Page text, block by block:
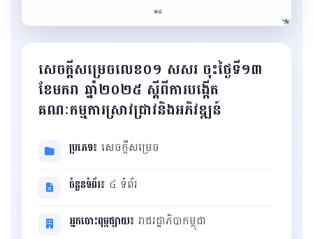
សេចក្តីសម្រេចលេខ០១ សសរ ចុះថ្ងៃទី១៣
ខែមករា ឆ្នាំ២០២៥ ស្តីពីការបង្កើត
គណៈកម្មការស្រាវជ្រាវនិងអភិវឌ្ឍន៍
ប្រភេទ៖ សេចក្ដីសម្រេច
ចំនួនទំព័រ៖ ៤ ទំព័រ
អ្នកបោះពុម្ពផ្សាយ៖ រាជរដ្ឋាភិបាកម្ពុជា